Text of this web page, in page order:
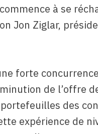
à se
Jon Ziglar,
forte
de l’offre
des
expérience de